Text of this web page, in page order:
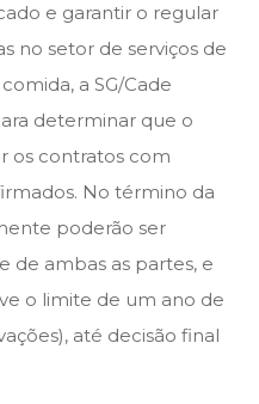
e garantir o regular
no setor de serviços de
a SG/Cade
determinar que o
os contratos com
No término da
poderão ser
de ambas as partes, e
o limite de um ano de
até decisão final